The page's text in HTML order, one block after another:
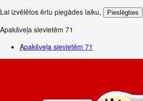
Lai izvēlētos ērtu piegādes laiku, Pieslēgties
Apakšveļa sievietēm 71
Apakšveļa sievietēm 71